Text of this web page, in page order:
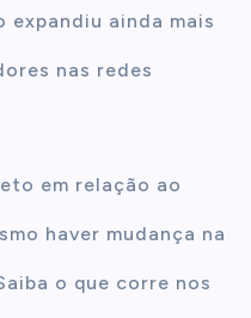
ainda mais
nas redes
em relação ao
haver mudança na
o que corre nos